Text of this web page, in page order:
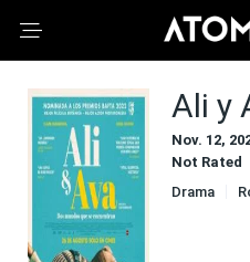
Ali y
Nov. 12,
Not Rated
Drama